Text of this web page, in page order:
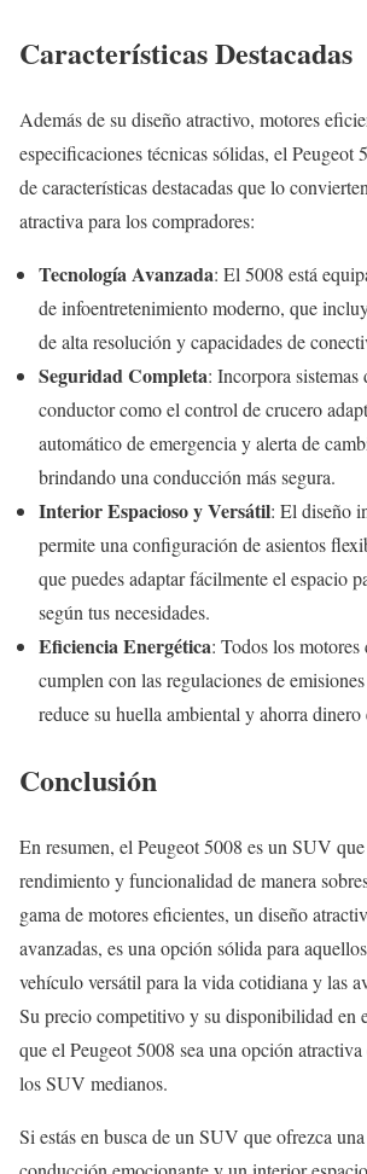
Características Destacadas
Además de su diseño atractivo, motores
especificaciones técnicas sólidas, el Peugeot
de características destacadas que lo
atractiva para los compradores:
Tecnología Avanzada: El 5008 está
de infoentretenimiento moderno, que
de alta resolución y capacidades de
Seguridad Completa: Incorpora sistemas
conductor como el control de crucero
automático de emergencia y alerta de
brindando una conducción más segura.
Interior Espacioso y Versátil: El diseño
permite una configuración de asientos
que puedes adaptar fácilmente el espacio
según tus necesidades.
Eficiencia Energética: Todos los
cumplen con las regulaciones de
reduce su huella ambiental y ahorra
Conclusión
En resumen, el Peugeot 5008 es un SUV
rendimiento y funcionalidad de manera
gama de motores eficientes, un diseño
avanzadas, es una opción sólida para
vehículo versátil para la vida cotidiana y las
Su precio competitivo y su disponibilidad en
que el Peugeot 5008 sea una opción
los SUV medianos.
Si estás en busca de un SUV que ofrezca